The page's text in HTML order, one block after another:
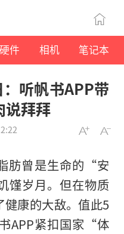
件 相机 笔记本
听帆书APP带
说拜拜
肪曾是生命的“安
馑岁月。但在物质
康的大敌。值此5
APP紧扣国家“体